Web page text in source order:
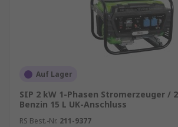
Auf Lager
SIP 2 kW 1-Phasen Stromerzeuger /
Benzin 15 L UK-Anschluss
RS Best.-Nr. 211-9377